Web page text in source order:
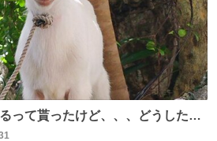
って貰ったけど、、、どうしたら
あえず軒先に繋いでるけど人慣れ